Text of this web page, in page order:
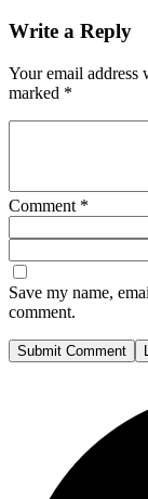
Write a Reply
Your email address
marked *
Comment *
Save my name,
comment.
Submit Comment